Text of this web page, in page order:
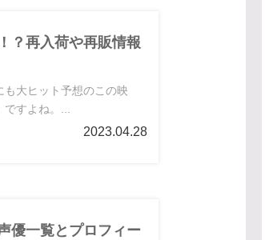
？再入荷や再販情報
大ヒット予想のこの映
ですよね。...
2023.04.28
優一覧とプロフィー